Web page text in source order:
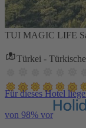
TUI MAGIC LIFE
Türkei -
Für dieses Hotel
von 98% vor